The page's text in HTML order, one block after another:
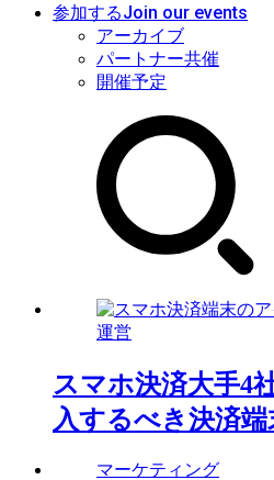
参加するJoin our events
アーカイブ
パートナー共催
開催予定
運営
スマホ決済大手4
入するべき決済端
マーケティング